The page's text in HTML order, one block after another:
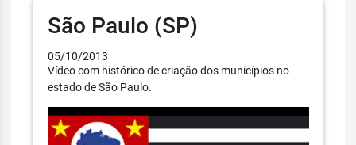
São Paulo (SP)
05/10/2013
Vídeo com histórico de criação dos municípios no
estado de São Paulo.